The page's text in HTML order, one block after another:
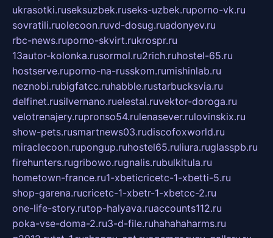
ukrasotki.ruseksuzbek.ruseks-uzbek.ruporno-vk.ru
sovratili.ruolecoon.ruvd-dosug.ruadonyev.ru
rbc-news.ruporno-skvirt.rukrospr.ru
13autor-kolonka.rusormol.ru2rich.ruhostel-65.ru
hostserve.ruporno-na-russkom.rumishinlab.ru
neznobi.rubigfatcc.ruhabble.rustarbucksvia.ru
delfinet.rusilvernano.ruelestal.ruvektor-doroga.ru
velotrenajery.rupronso54.rulenasever.rulovinskix.ru
show-pets.rusmartnews03.rudiscofoxworld.ru
miraclecoon.rupongup.ruhostel65.ruliura.ruglasspb.ru
firehunters.rugribowo.rugnalis.rubulkitula.ru
hometown-france.ru1-xbeticricetc-1-xbetti-5.ru
shop-garena.rucricetc-1-xbetr-1-xbetcc-2.ru
one-life-story.rutop-halyava.ruaccounts112.ru
poka-vse-doma-2.ru3-d-file.ruhahahaharms.ru